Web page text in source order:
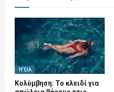
ΥΓΕΊΑ
Κολύμβηση: Το κλειδί για